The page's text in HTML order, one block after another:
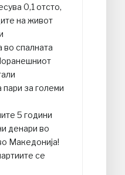
0,1 отсто,
на живот
во спалната
за големи
5 години
денари во
Македонија!
се